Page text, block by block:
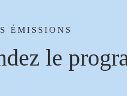
ÉMISSIONS
le